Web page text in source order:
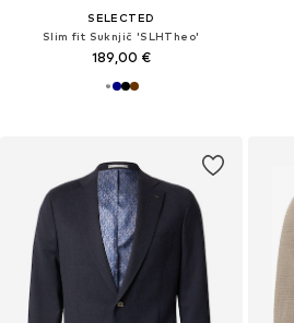
SELECTED
Slim fit Suknjič 'SLHTheo'
189,00 €